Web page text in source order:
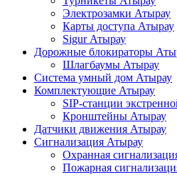
Электрозамки Атырау
Карты доступа Атырау
Sigur Атырау
Дорожные блокираторы
Шлагбаумы Атырау
Система умный дом Атырау
Комплектующие Атырау
SIP-станции
Кронштейны Атырау
Датчики движения Атырау
Сигнализация Атырау
Охранная
Пожарная